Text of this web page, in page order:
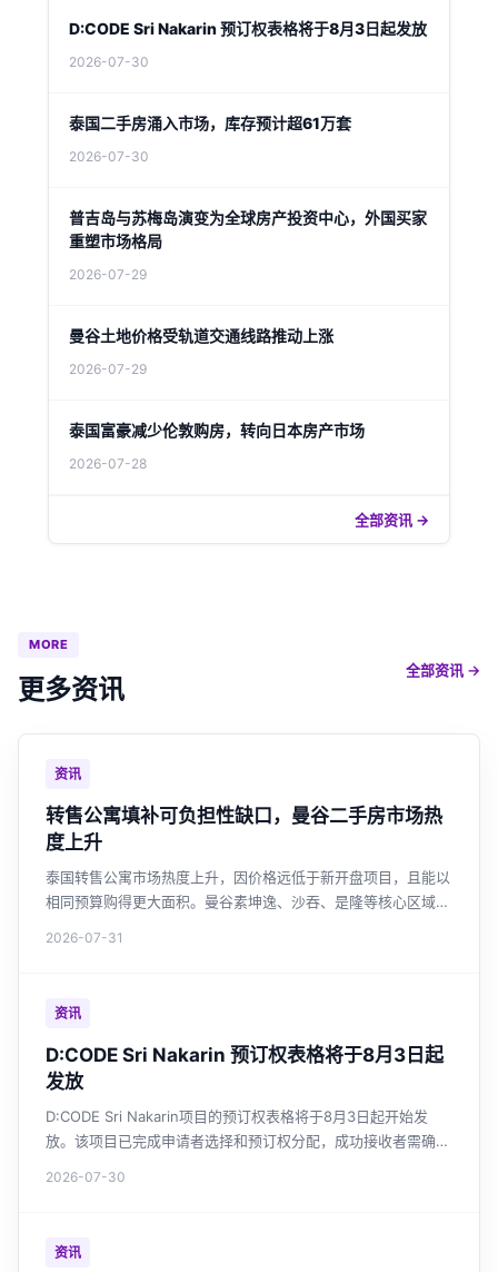
D:CODE Sri Nakarin 预订权表格将于8月3日起发放
2026-07-30
泰国二手房涌入市场，库存预计超61万套
2026-07-30
普吉岛与苏梅岛演变为全球房产投资中心，外国买家
重塑市场格局
2026-07-29
曼谷土地价格受轨道交通线路推动上涨
2026-07-29
泰国富豪减少伦敦购房，转向日本房产市场
2026-07-28
全部资讯 →
MORE
更多资讯
全部资讯 →
资讯
转售公寓填补可负担性缺口，曼谷二手房市场热
度上升
泰国转售公寓市场热度上升，因价格远低于新开盘项目，且能以
相同预算购得更大面积。曼谷素坤逸、沙吞、是隆等核心区域转
2026-07-31
资讯
D:CODE Sri Nakarin 预订权表格将于8月3日起
发放
D:CODE Sri Nakarin项目的预订权表格将于8月3日起开始发
放。该项目已完成申请者选择和预订权分配，成功接收者需确认
2026-07-30
资讯